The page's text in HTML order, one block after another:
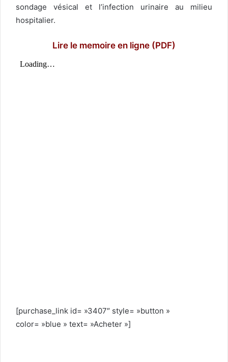
sondage vésical et l’infection urinaire au milieu
hospitalier.
Lire le memoire en ligne (PDF)
[purchase_link id= »3407″ style= »button »
color= »blue » text= »Acheter »]